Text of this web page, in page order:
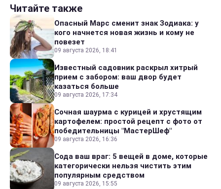
Читайте также
Опасный Марс сменит знак Зодиака: у
кого начнется новая жизнь и кому не
повезет
09 августа 2026, 18:41
Известный садовник раскрыл хитрый
прием с забором: ваш двор будет
казаться больше
09 августа 2026, 17:34
Сочная шаурма с курицей и хрустящим
картофелем: простой рецепт с фото от
победительницы "МастерШеф"
09 августа 2026, 16:36
Сода ваш враг: 5 вещей в доме, которые
категорически нельзя чистить этим
популярным средством
09 августа 2026, 15:55